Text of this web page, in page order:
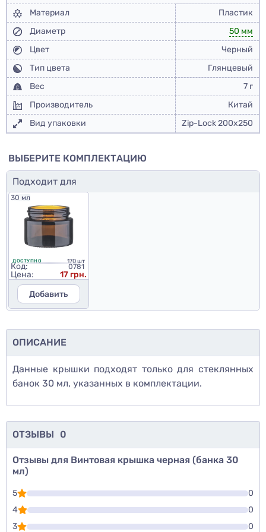
Материал
Пластик
Диаметр
50 мм
Цвет
Черный
Тип цвета
Глянцевый
Вес
7 г
Производитель
Китай
Вид упаковки
Zip-Lock 200x250
ВЫБЕРИТЕ КОМПЛЕКТАЦИЮ
Подходит для
30 мл
ДОСТУПНО 170 шт
Код: 0781
Цена:
17 грн.
Добавить
ОПИСАНИЕ
Данные крышки подходят только для стеклянных
банок 30 мл, указанных в комплектации.
ОТЗЫВЫ 0
Отзывы для Винтовая крышка черная (банка 30
мл)
5
0
4
0
3
0